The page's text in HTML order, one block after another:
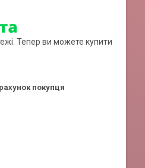
Тепер ви можете купити
покупця